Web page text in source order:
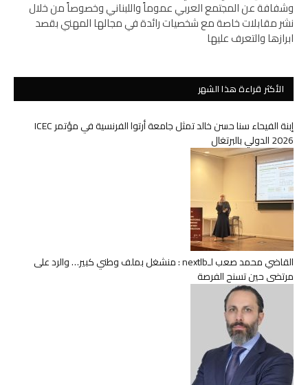
وشفافة عن المجتمع العربي عموماً واللبناني وخصوصاً من خلال
نشر مقابلات خاصة مع شخصيات رائدة في مجالها المهني بقصد
ابرازها والتعرف عليها
الأكثر قراءة هذا الشهر
إبنة الفيحاء سنا حسن خالد تمثل جامعة أرتوا الفرنسية في مؤتمر ICEC
2026 الدولي بالبرتغال
القاضي محمد صعب لـnextlb : منشغل بملف وطني كبير… والرد على
مرتضى حين تسنح الفرصة